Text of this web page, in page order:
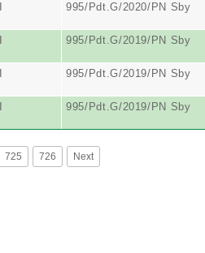
995/Pdt.G/2020/PN Sby
995/Pdt.G/2019/PN Sby
995/Pdt.G/2019/PN Sby
995/Pdt.G/2019/PN Sby
725 726 Next